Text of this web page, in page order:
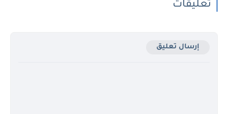
تعليقات
إرسال تعليق